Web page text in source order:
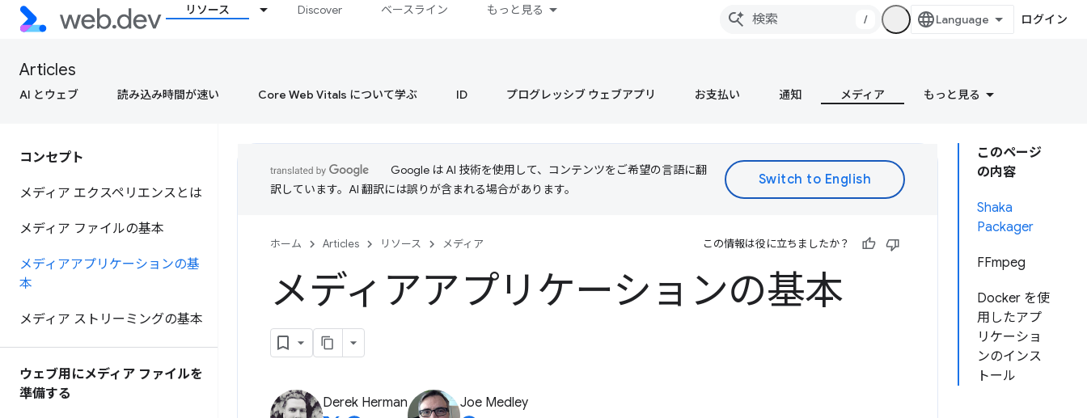
リソース Discover ベースライン もっと見る
/ ログイン
Articles
AI とウェブ 読み込み時間が速い Core Web Vitals について学ぶ ID プログレッシブ ウェブアプリ お支払い 通知 メディア もっと見る
コンセプト
メディア エクスペリエンスとは
メディア ファイルの基本
メディアアプリケーションの基
本
メディア ストリーミングの基本
ウェブ用にメディア ファイルを
準備する
このページ
の内容
Shaka
Packager
FFmpeg
Docker を使
用したアプ
リケーショ
ンのインス
トール
Google は AI 技術を使用して、コンテンツをご希望の言語に翻
訳しています。AI 翻訳には誤りが含まれる場合があります。
ホーム Articles リソース メディア この情報は役に立ちましたか？
メディアアプリケーションの基本
Derek Herman Joe Medley